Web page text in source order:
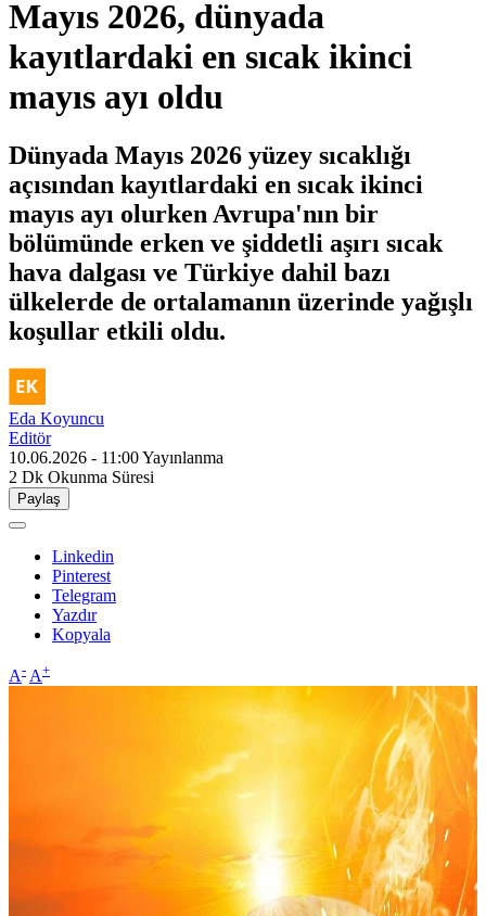
Mayıs 2026, dünyada
kayıtlardaki en sıcak ikinci
mayıs ayı oldu
Dünyada Mayıs 2026 yüzey sıcaklığı
açısından kayıtlardaki en sıcak ikinci
mayıs ayı olurken Avrupa'nın bir
bölümünde erken ve şiddetli aşırı sıcak
hava dalgası ve Türkiye dahil bazı
ülkelerde de ortalamanın üzerinde yağışlı
koşullar etkili oldu.
Eda Koyuncu
Editör
10.06.2026 - 11:00Yayınlanma
2 Dk Okunma Süresi
Paylaş
Linkedin
Pinterest
Telegram
Yazdır
Kopyala
A- A+